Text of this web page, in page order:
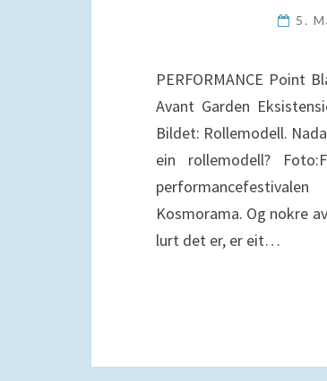
5.
PERFORMANCE Point
Avant Garden
Bildet: Rollemodell.
ein rollemodell?
Kosmorama. Og nokre
lurt det er, er eit…